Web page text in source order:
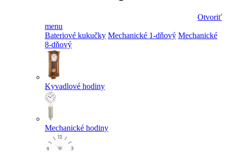
Otvoriť
menu
Bateriové kukučky Mechanické 1-dňový Mechanické
8-dňový
Kyvadlové hodiny
Mechanické hodiny